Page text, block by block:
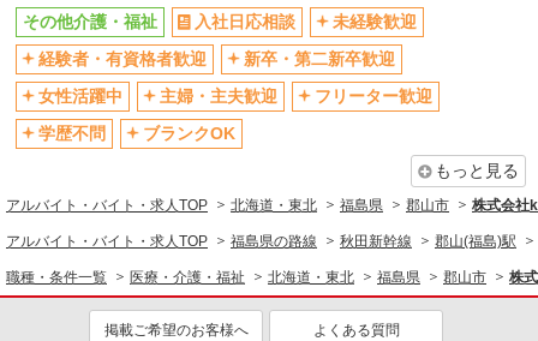
その他介護・福祉 入社日応相談
未経験歓迎
経験者・有資格者歓迎
新卒・第二新卒歓迎
女性活躍中
主婦・主夫歓迎
フリーター歓迎
学歴不問
ブランクOK
もっと見る
アルバイト・バイト・求人TOP 北海道・東北 福島県 郡山市 株式会社
アルバイト・バイト・求人TOP 福島県の路線 秋田新幹線 郡山(福島)駅
職種・条件一覧 医療・介護・福祉 北海道・東北 福島県 郡山市 株
掲載ご希望のお客様へ よくある質問